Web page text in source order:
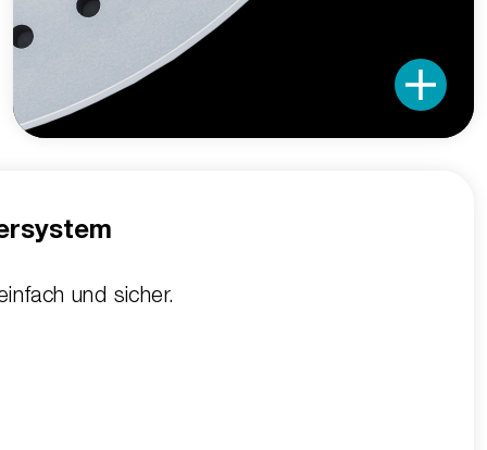
und sicher.